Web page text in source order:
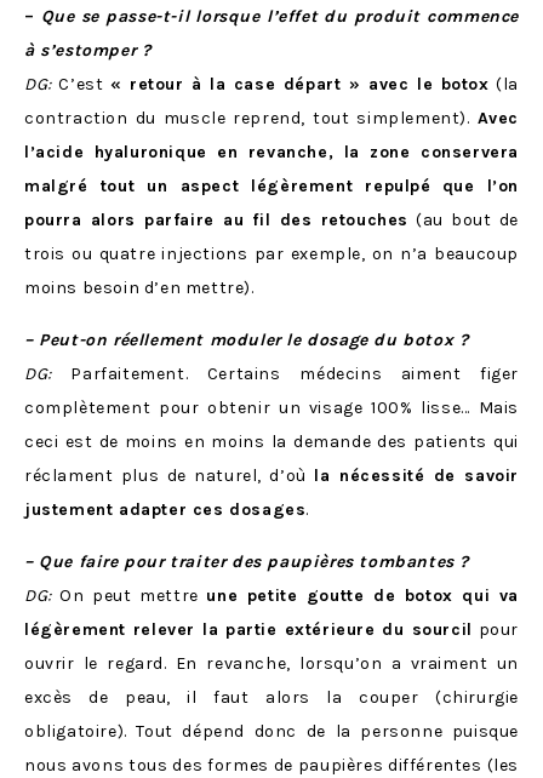
– Que se passe-t-il lorsque l’effet du produit commence
à s’estomper ?
DG:C’est « retour à la case départ » avec le botox (la
contraction du muscle reprend, tout simplement). Avec
l’acide hyaluronique en revanche, la zone conservera
malgré tout un aspect légèrement repulpé
que l’on
pourra alors parfaire au fil des retouches (au bout de
trois ou quatre injections par exemple, on n’a beaucoup
moins besoin d’en mettre).
– Peut-on réellement moduler le dosage du botox ?
DG:Parfaitement. Certains médecins aiment figer
complètement pour obtenir un visage 100% lisse… Mais
ceci est de moins en moins la demande des patients qui
réclament plus de naturel, d’où la nécessité de savoir
justement adapter ces dosages.
– Que faire pour traiter des paupières tombantes ?
DG:On peut mettre une petite goutte de botox qui va
légèrement relever la partie extérieure du sourcil pour
ouvrir le regard. En revanche, lorsqu’on a vraiment un
excès de peau, il faut alors la couper (chirurgie
obligatoire). Tout dépend donc de la personne puisque
nous avons tous des formes de paupières différentes (les